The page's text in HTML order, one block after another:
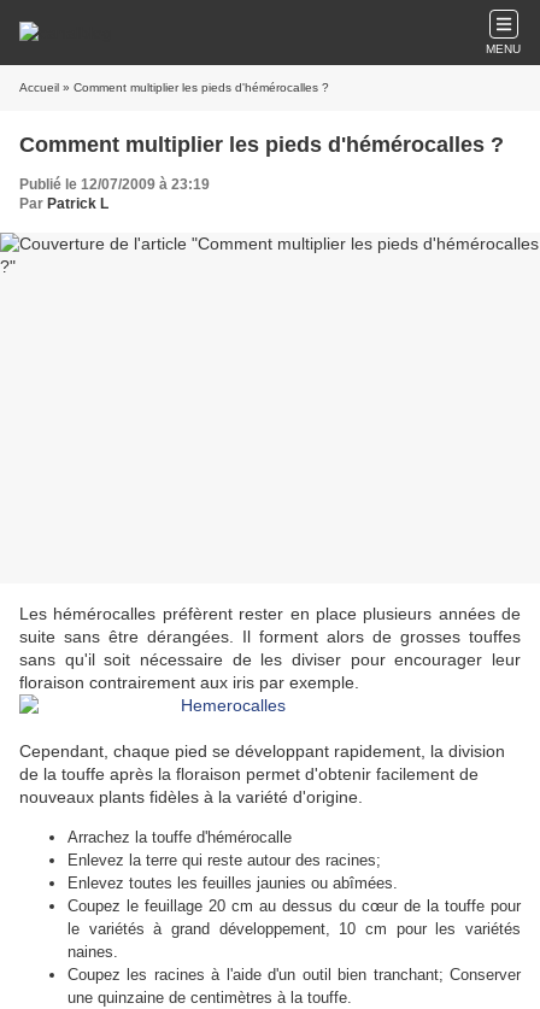
MENU
Accueil » Comment multiplier les pieds d'hémérocalles ?
Comment multiplier les pieds d'hémérocalles ?
Publié le 12/07/2009 à 23:19
Par Patrick L
Les hémérocalles préfèrent rester en place plusieurs années de
suite sans être dérangées.
Il forment alors de grosses touffes
sans qu'il soit nécessaire de les diviser pour encourager leur
floraison contrairement aux iris par exemple.
Cependant, chaque pied se développant rapidement, la division
de la touffe après la floraison permet d'obtenir facilement de
nouveaux plants fidèles à la variété d'origine.
Arrachez la touffe d'hémérocalle
Enlevez la terre qui reste autour des racines;
Enlevez toutes les feuilles jaunies ou abîmées.
Coupez le feuillage 20 cm au dessus du cœur de la touffe pour
le variétés à grand développement, 10 cm pour les variétés
naines.
Coupez les racines à l'aide d'un outil bien tranchant; Conserver
une quinzaine de centimètres à la touffe.